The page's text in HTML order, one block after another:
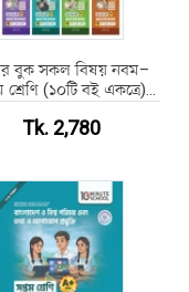
বুক সকল বিষয় নবম–
(১০টি বই একত্রে)
Tk. 2,780